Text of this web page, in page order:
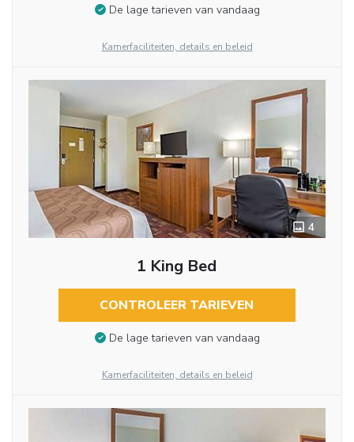
De lage tarieven van vandaag
Kamerfaciliteiten, details en beleid
4
1 King Bed
CONTROLEER TARIEVEN
De lage tarieven van vandaag
Kamerfaciliteiten, details en beleid